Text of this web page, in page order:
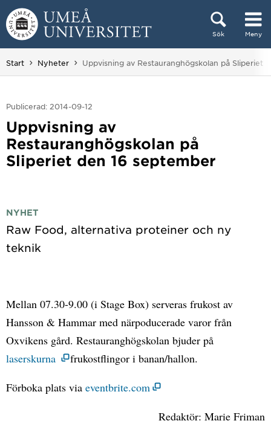
Hoppa direkt till innehållet
Sök Meny
Huvudmenyn dold.
Start Nyheter Du är här:
Uppvisning av Restauranghögskolan på Sliperiet
Publicerad: 2014-09-12
Uppvisning av
Restauranghögskolan på
Sliperiet den 16 september
NYHET
Raw Food, alternativa proteiner och ny
Mellan 07.30-9.00 (i Stage Box) serveras frukost av
Hansson & Hammar med närpoducerade varor från
Oxvikens gård. Restauranghögskolan bjuder på
laserskurna
frukostflingor i banan/hallon.
Förboka plats via eventbrite.com
Redaktör: Marie Friman